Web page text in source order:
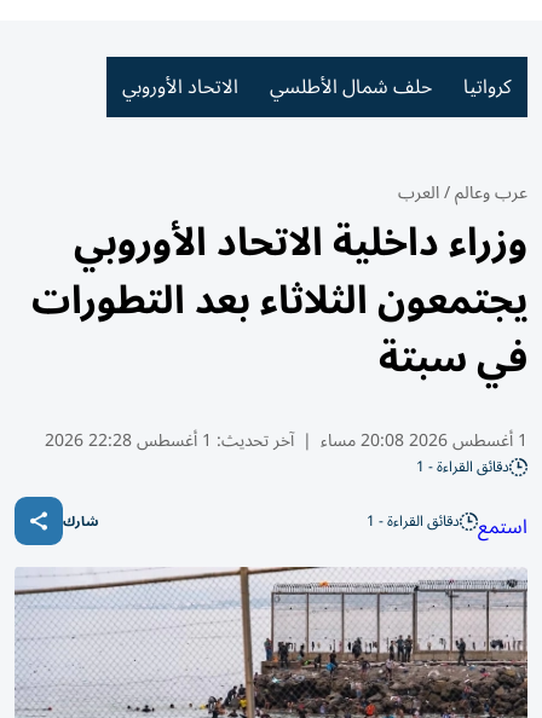
كرواتيا حلف شمال الأطلسي الاتحاد الأوروبي
عرب وعالم/العرب
وزراء داخلية الاتحاد الأوروبي
يجتمعون الثلاثاء بعد التطورات
في سبتة
1 أغسطس 2026 20:08 مساء | آخر تحديث: 1 أغسطس 22:28 2026
دقائق القراءة - 1
استمع دقائق القراءة - 1 شارك